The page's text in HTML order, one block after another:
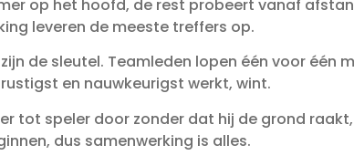
op het hoofd, de rest probeert vanaf
leveren de meeste treffers op.
de sleutel. Teamleden lopen één voor één
en nauwkeurigst werkt, wint.
tot speler door zonder dat hij de grond
dus samenwerking is alles.